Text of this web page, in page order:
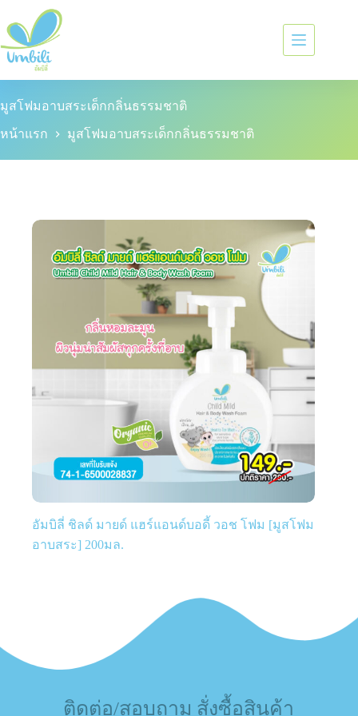
มูสโฟมอาบสระเด็กกลิ่นธรรมชาติ
หน้าแรก มูสโฟมอาบสระเด็กกลิ่นธรรมชาติ
อัมบิลี่ ชิลด์ มายด์ แฮร์แอนด์บอดี้ วอช โฟม [มูสโฟม
อาบสระ] 200มล.
ติดต่อ/สอบถาม สั่งซื้อสินค้า